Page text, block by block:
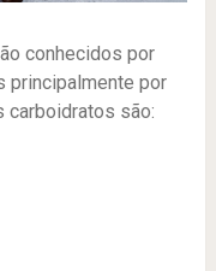
conhecidos por
principalmente por
carboidratos são: